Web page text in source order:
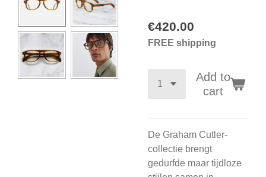
€420.00
FREE shipping
Add to
cart
De Graham Cutler-
collectie brengt
gedurfde maar tijdloze